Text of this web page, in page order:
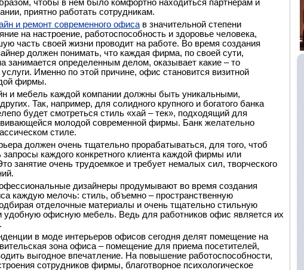
чтобы в нем было комфортно находиться партнерам и
приятно работать сотрудникам.
и ремонт современного офиса в значительной степени
на настроение, работоспособность и здоровье человека,
часть своей жизни проводит на работе. Во время создания
должен понимать, что каждая фирма, по своей сути,
занимается определенным делом, оказывает какие – то
Именно по этой причине, офис становится визитной
фирмы.
и мебель каждой компании должны быть уникальными,
Так, например, для солидного крупного и богатого банка
будет смотреться стиль «хай – тек», подходящий для
молодой современной фирмы. Банк желательно
стиле.
должен очень тщательно прорабатываться, для того, чтоб
запросы каждого конкретного клиента каждой фирмы или
занятие очень трудоемкое и требует немалых сил, творческого
дизайнеры продумывают во время создания
каждую мелочь: стиль, объемно – пространственную
отделочные материалы и очень тщательно стильную
удобную офисную мебель. Ведь для работников офис является их
в моде интерьеров офисов сегодня делят помещение на
зона офиса – помещение для приема посетителей,
выгодное впечатление. На повышение работоспособности,
сотрудников фирмы, благотворное психологическое